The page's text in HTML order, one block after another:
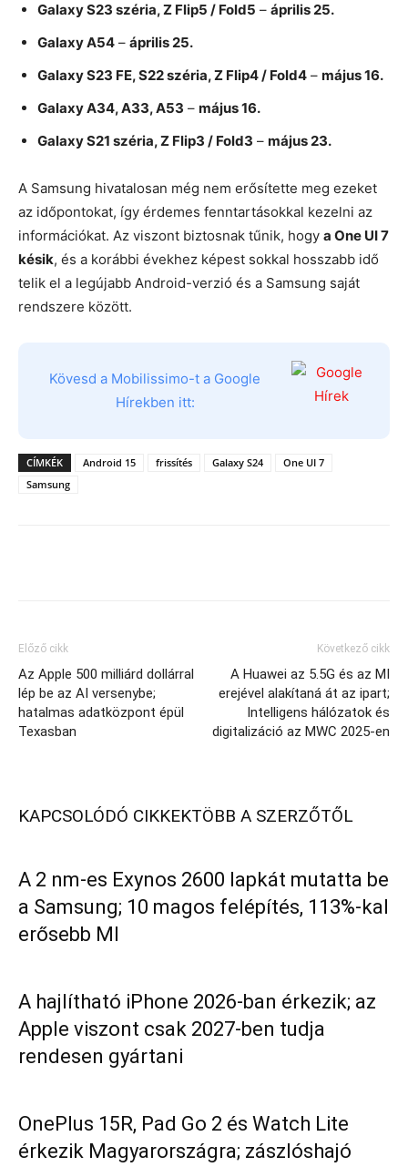
Galaxy S23 széria, Z Flip5 / Fold5 – április 25.
Galaxy A54 – április 25.
Galaxy S23 FE, S22 széria, Z Flip4 / Fold4 – május 16.
Galaxy A34, A33, A53 – május 16.
Galaxy S21 széria, Z Flip3 / Fold3 – május 23.
A Samsung hivatalosan még nem erősítette meg ezeket
az időpontokat, így érdemes fenntartásokkal kezelni az
információkat. Az viszont biztosnak tűnik, hogy a One UI 7
késik, és a korábbi évekhez képest sokkal hosszabb idő
telik el a legújabb Android-verzió és a Samsung saját
rendszere között.
Kövesd a Mobilissimo-t a Google
Hírekben itt:
CÍMKÉK Android 15 frissítés Galaxy S24
One UI 7
Samsung
Előző cikk
Az Apple 500 milliárd dollárral
lép be az AI versenybe;
hatalmas adatközpont épül
Texasban
Következő cikk
A Huawei az 5.5G és az MI
erejével alakítaná át az ipart;
Intelligens hálózatok és
digitalizáció az MWC 2025-en
KAPCSOLÓDÓ CIKKEKTÖBB A SZERZŐTŐL
A 2 nm-es Exynos 2600 lapkát mutatta be
a Samsung; 10 magos felépítés, 113%-kal
erősebb MI
A hajlítható iPhone 2026-ban érkezik; az
Apple viszont csak 2027-ben tudja
rendesen gyártani
OnePlus 15R, Pad Go 2 és Watch Lite
érkezik Magyarországra; zászlóshajó